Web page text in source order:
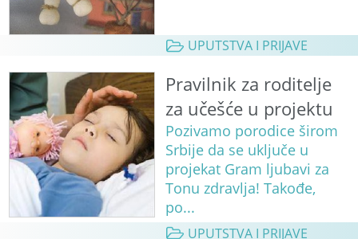
UPUTSTVA I PRIJAVE
Pravilnik za roditelje
za učešće u projektu
Pozivamo porodice širom
Srbije da se uključe u
projekat Gram ljubavi za
Tonu zdravlja! Takođe,
po...
UPUTSTVA I PRIJAVE